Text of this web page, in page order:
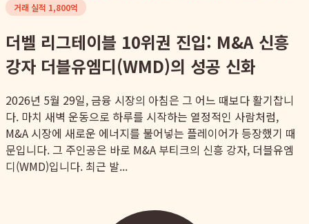
거래 실적 1,800억
더벨 리그테이블 10위권 진입: M&A 신흥
강자 더블유엠디(WMD)의 성공 신화
2026년 5월 29일, 금융 시장의 아침은 그 어느 때보다 활기찹니
다. 마치 새벽 운동으로 하루를 시작하는 열정적인 사람처럼,
M&A 시장에 새로운 에너지를 불어넣는 플레이어가 등장했기 때
문입니다. 그 주인공은 바로 M&A 부티크의 신흥 강자, 더블유엠
디(WMD)입니다. 최근 발...